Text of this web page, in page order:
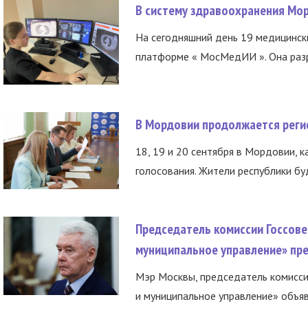
В систему здравоохранения
На сегодняшний день 19
платформе « МосМедИИ ». Она
В Мордовии продолжается
18, 19 и 20 сентября в Мордовии,
голосования. Жители республики
Председатель комиссии
муниципальное управление»
Мэр Москвы, председатель
и муниципальное управление»